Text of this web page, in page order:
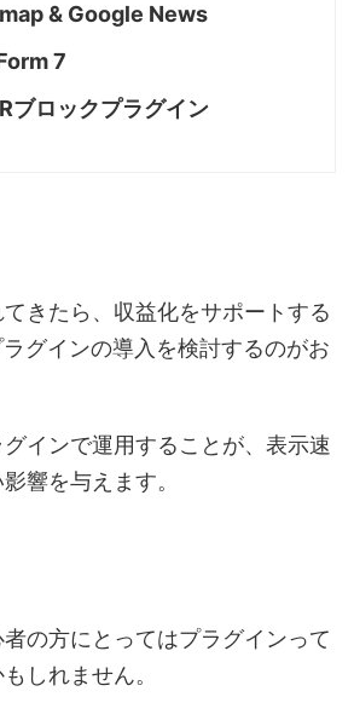
& Google News
7
ブロックプラグイン
きたら、収益化をサポートする
グインの導入を検討するのがお
インで運用することが、表示速
響を与えます。
の方にとってはプラグインって
しれません。